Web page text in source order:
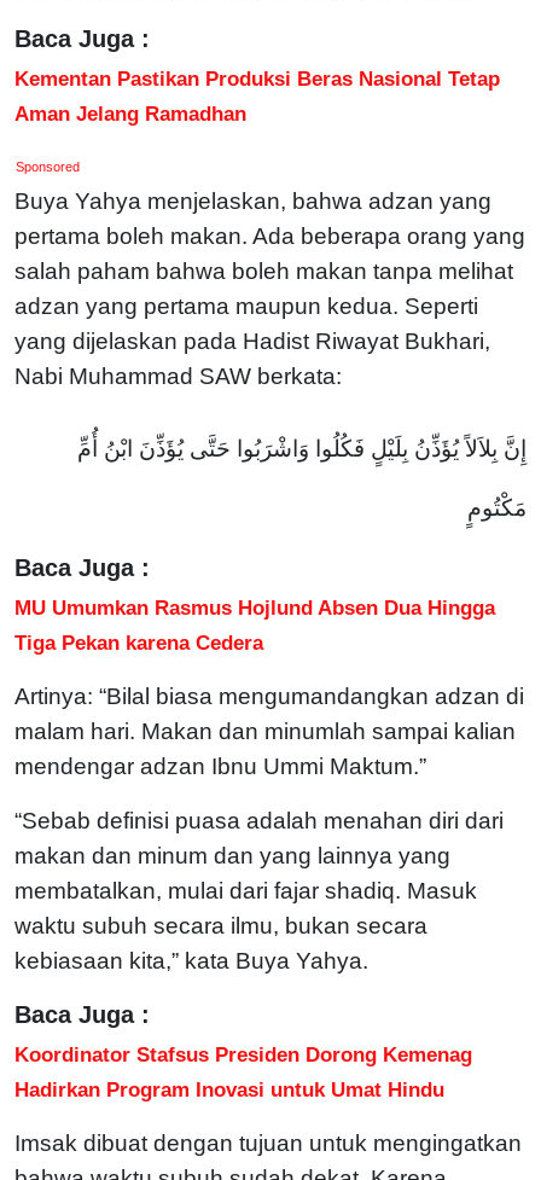
Baca Juga :
Kementan Pastikan Produksi Beras Nasional Tetap
Aman Jelang Ramadhan
Sponsored
Buya Yahya menjelaskan, bahwa adzan yang
pertama boleh makan. Ada beberapa orang yang
salah paham bahwa boleh makan tanpa melihat
adzan yang pertama maupun kedua. Seperti
yang dijelaskan pada Hadist Riwayat Bukhari,
Nabi Muhammad SAW berkata:
إِنَّ بِلاَلاً يُؤَذِّنُ بِلَيْلٍ فَكُلُوا وَاشْرَبُوا حَتَّى يُؤَذِّنَ ابْنُ أُمِّ
مَكْتُومٍ
Baca Juga :
MU Umumkan Rasmus Hojlund Absen Dua Hingga
Tiga Pekan karena Cedera
Artinya: “Bilal biasa mengumandangkan adzan di
malam hari. Makan dan minumlah sampai kalian
mendengar adzan Ibnu Ummi Maktum.”
“Sebab definisi puasa adalah menahan diri dari
makan dan minum dan yang lainnya yang
membatalkan, mulai dari fajar shadiq. Masuk
waktu subuh secara ilmu, bukan secara
kebiasaan kita,” kata Buya Yahya.
Baca Juga :
Koordinator Stafsus Presiden Dorong Kemenag
Hadirkan Program Inovasi untuk Umat Hindu
Imsak dibuat dengan tujuan untuk mengingatkan